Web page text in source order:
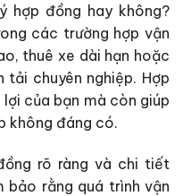
hợp đồng hay không?
các trường hợp vận
thuê xe dài hạn hoặc
chuyên nghiệp. Hợp
của bạn mà còn giúp
không đáng có.
rõ ràng và chi tiết
rằng quá trình vận